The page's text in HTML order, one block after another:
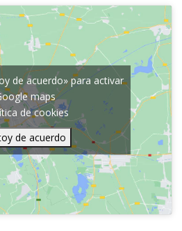
de acuerdo» para activar
maps
de cookies
de acuerdo